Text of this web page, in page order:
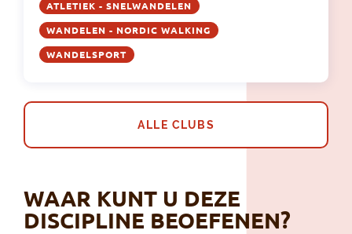
ATLETIEK - SNELWANDELEN
WANDELEN - NORDIC WALKING
WANDELSPORT
ALLE CLUBS
WAAR KUNT U DEZE
DISCIPLINE BEOEFENEN?